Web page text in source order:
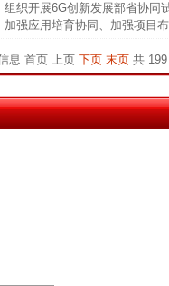
开展6G创新发展部省协同
强应用培育协同、加强项目
息 首页 上页 下页 末页共 199
谢